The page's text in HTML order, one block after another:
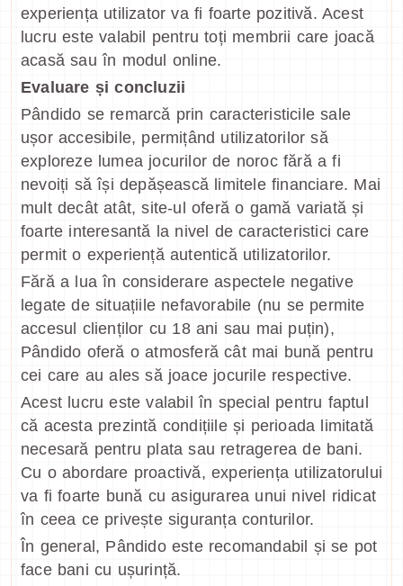
experiența utilizator va fi foarte pozitivă. Acest
lucru este valabil pentru toți membrii care joacă
acasă sau în modul online.
Evaluare și concluzii
Pândido se remarcă prin caracteristicile sale
ușor accesibile, permițând utilizatorilor să
exploreze lumea jocurilor de noroc fără a fi
nevoiți să își depășească limitele financiare. Mai
mult decât atât, site-ul oferă o gamă variată și
foarte interesantă la nivel de caracteristici care
permit o experiență autentică utilizatorilor.
Fără a lua în considerare aspectele negative
legate de situațiile nefavorabile (nu se permite
accesul clienților cu 18 ani sau mai puțin),
Pândido oferă o atmosferă cât mai bună pentru
cei care au ales să joace jocurile respective.
Acest lucru este valabil în special pentru faptul
că acesta prezintă condițiile și perioada limitată
necesară pentru plata sau retragerea de bani.
Cu o abordare proactivă, experiența utilizatorului
va fi foarte bună cu asigurarea unui nivel ridicat
în ceea ce privește siguranța conturilor.
În general, Pândido este recomandabil și se pot
face bani cu ușurință.